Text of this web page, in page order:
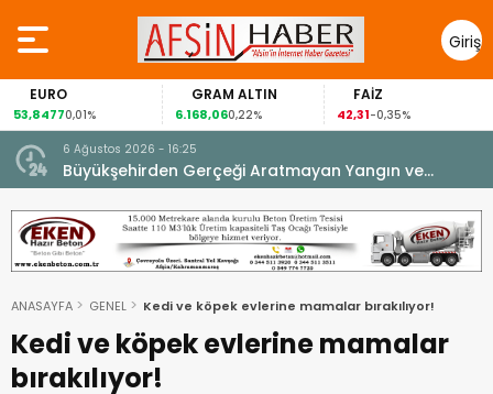
Giriş
Yap
EURO
53,84770,01%
GRAM ALTIN
6.168,060,22%
FAİZ
42,31-0,35%
6 Ağustos 2026 - 16:25
Büyükşehirden Gerçeği Aratmayan Yangın ve
Kurtarma Tatbikatı.
ANASAYFA GENEL Kedi ve köpek evlerine mamalar bırakılıyor!
Kedi ve köpek evlerine mamalar
bırakılıyor!